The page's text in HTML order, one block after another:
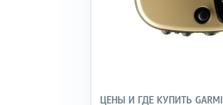
ЦЕНЫ И ГДЕ КУПИТЬ